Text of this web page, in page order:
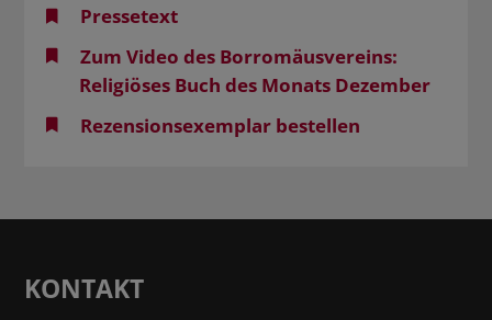
Pressetext
Zum Video des Borromäusvereins:
Religiöses Buch des Monats Dezember
Rezensionsexemplar bestellen
KONTAKT